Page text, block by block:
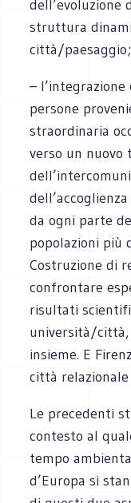
dell’evoluzione
struttura
città/paesaggio;
–
persone
straordinaria
verso un nuovo
da ogni parte
popolazioni più
Costruzione di
confrontare
risultati
università/città,
insieme. E
città relazionale
Le precedenti
contesto al
tempo
d’Europa si